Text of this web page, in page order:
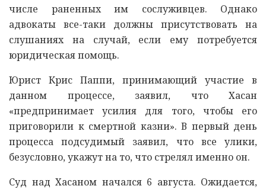
числе раненных им сослуживцев. Однако
адвокаты все-таки должны присутствовать на
слушаниях на случай, если ему потребуется
юридическая помощь.
Юрист Крис Паппи, принимающий участие в
данном процессе, заявил, что Хасан
«предпринимает усилия для того, чтобы его
приговорили к смертной казни». В первый день
процесса подсудимый заявил, что все улики,
безусловно, укажут на то, что стрелял именно он.
Суд над Хасаном начался 6 августа. Ожидается,